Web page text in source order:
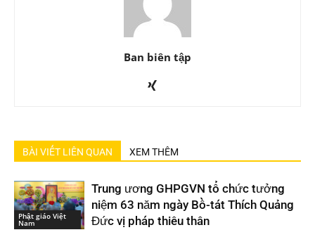
Ban biên tập
BÀI VIẾT LIÊN QUAN XEM THÊM
Phật giáo Việt
Nam
Trung ương GHPGVN tổ chức tưởng
niệm 63 năm ngày Bồ-tát Thích Quảng
Đức vị pháp thiêu thân